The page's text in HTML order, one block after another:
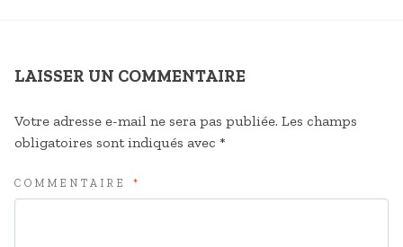
LAISSER UN COMMENTAIRE
Votre adresse e-mail ne sera pas publiée. Les champs
obligatoires sont indiqués avec *
COMMENTAIRE *